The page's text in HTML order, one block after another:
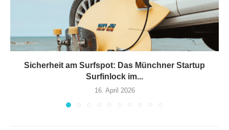
Sicherheit am Surfspot: Das Münchner Startup
Surfinlock im...
16. April 2026